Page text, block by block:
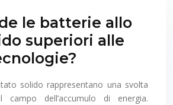
le batterie allo
superiori alle
solido rappresentano una svolta
campo dell’accumulo di energia.